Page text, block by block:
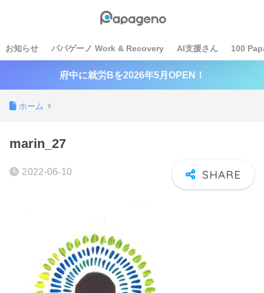
お知らせ パパゲーノ Work & Recovery AI支援さん 100
府中に就労Bを2026年5月OPEN！
ホーム
marin_27
2022-06-10